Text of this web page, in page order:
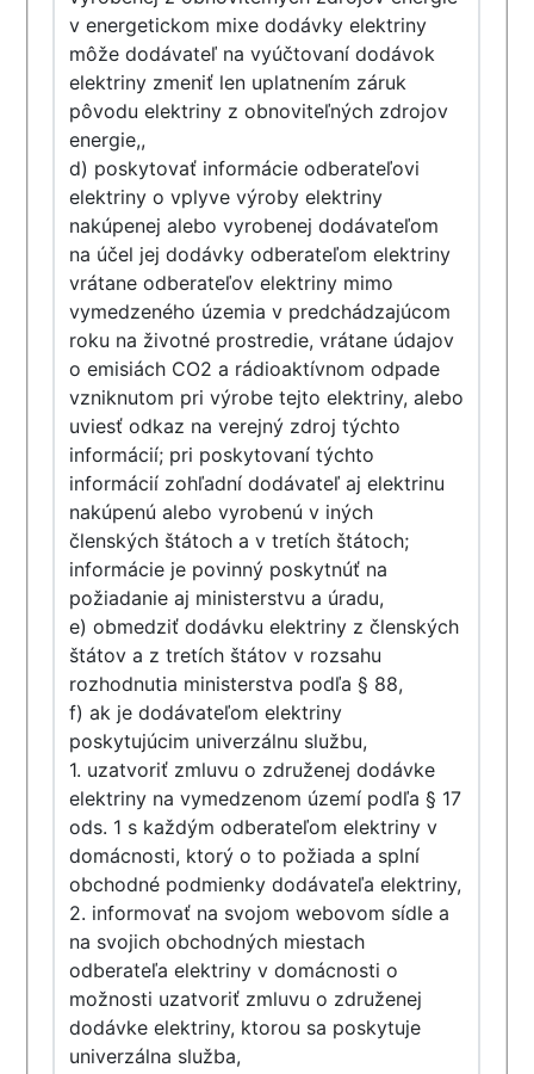
v energetickom mixe dodávky elektriny
môže dodávateľ na vyúčtovaní dodávok
elektriny zmeniť len uplatnením záruk
pôvodu elektriny z obnoviteľných zdrojov
energie,,
d) poskytovať informácie odberateľovi
elektriny o vplyve výroby elektriny
nakúpenej alebo vyrobenej dodávateľom
na účel jej dodávky odberateľom elektriny
vrátane odberateľov elektriny mimo
vymedzeného územia v predchádzajúcom
roku na životné prostredie, vrátane údajov
o emisiách CO2 a rádioaktívnom odpade
vzniknutom pri výrobe tejto elektriny, alebo
uviesť odkaz na verejný zdroj týchto
informácií; pri poskytovaní týchto
informácií zohľadní dodávateľ aj elektrinu
nakúpenú alebo vyrobenú v iných
členských štátoch a v tretích štátoch;
informácie je povinný poskytnúť na
požiadanie aj ministerstvu a úradu,
e) obmedziť dodávku elektriny z členských
štátov a z tretích štátov v rozsahu
rozhodnutia ministerstva podľa § 88,
f) ak je dodávateľom elektriny
poskytujúcim univerzálnu službu,
1. uzatvoriť zmluvu o združenej dodávke
elektriny na vymedzenom území podľa § 17
ods. 1 s každým odberateľom elektriny v
domácnosti, ktorý o to požiada a splní
obchodné podmienky dodávateľa elektriny,
2. informovať na svojom webovom sídle a
na svojich obchodných miestach
odberateľa elektriny v domácnosti o
možnosti uzatvoriť zmluvu o združenej
dodávke elektriny, ktorou sa poskytuje
univerzálna služba,